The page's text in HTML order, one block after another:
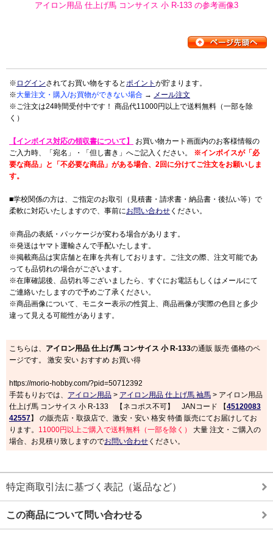
アイロン用品 仕上げ馬 コンサイス 小 R-133 の参考画像3
※ ログインされてお買い物をするとポイント が貯まります。
※大量注文・購入/お買物ができない場合 → メール注文
※ご注文は24時間受付中です！ 商品代11000円以上で送料無料（一部を除
く）
【インボイス対応の領収書について】
お買い物カート画面内のお客様情報の
ご入力時、「宛名」・「但し書き」へご記入ください。 ※インボイスが「必
要な商品」と「不必要な商品」がある場合、2回に分けてご注文をお願いしま
す。
■学校関係の方は、ご指定のお取引（見積書・請求書・納品書・後払い等）で
柔軟に対応いたしますので、事前にお問い合わせ ください。
※商品の表紙・パッケージが変わる場合があります。
※発送はヤマト運輸さんで手配いたします。
※掲載商品は実店舗と在庫を共有しております。ご注文の際、注文可能であ
っても品切れの場合がございます。
※在庫確認後、品切れ等ございましたら、すぐにお電話もしくはメールにて
ご連絡いたしますので予めご了承ください。
※商品画像について、モニター表示の性質上、商品画像が実際の色目と多少
違って見える可能性があります。
こちらは、 アイロン用品 仕上げ馬 コンサイス 小 R-133の通販 販売 価格のペ
ージです。 激安 安い おすすめ お買い得
https://morio-hobby.com/?pid=50712392
手芸もりおでは、 アイロン用品 > アイロン用品 仕上げ馬 袖馬 > アイロン用品
仕上げ馬 コンサイス 小 R-133 【ネコポス不可】 JANコード 【45120083
42557】 の販売店・取扱店で、激安・安い 格安 特価 販売にてお届けしてお
ります。 11000円以上ご購入で送料無料（一部を除く）
大量 注文・ご購入の
場合、お見積り致しますのでお問い合わせ ください。
特定商取引法に基づく表記（返品など）
この商品について問い合わせる